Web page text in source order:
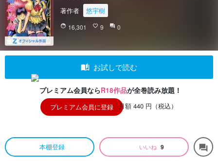
著作者 悠宇樹
face 16,301 favorite_border 9 question_answer 0
auto_stories お試しで読む
プレミアム会員ならR18作品が全巻読み放題！
プレミアム会員に登録 月額 440 円（税込）
本棚登録 いいね 9 forum